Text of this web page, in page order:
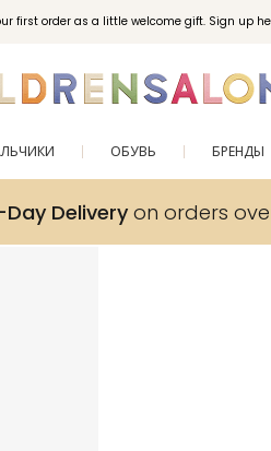
first order as a little welcome gift. Sign up
ОБУВЬ БРЕНДЫ
Day Deliveryon orders